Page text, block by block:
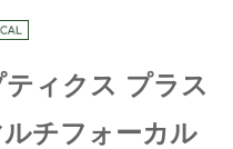
ティクス プラス
チフォーカル